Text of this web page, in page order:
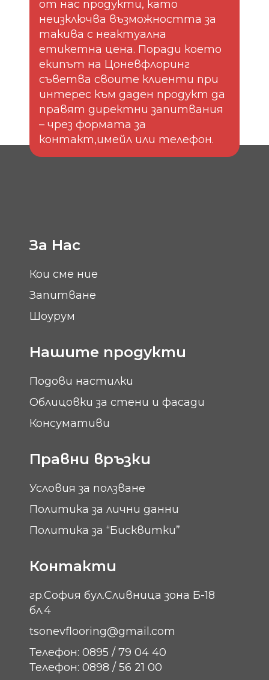
от нас продукти, като
неизключва възможността за
такива с неактуална
етикетна цена. Поради което
екипът на Цоневфлоринг
съветва своите клиенти при
интерес към даден продукт да
правят директни запитвания
– чрез формата за
контакт,имейл или телефон.
За Нас
Кои сме ние
Запитване
Шоурум
Нашите продукти
Подови настилки
Облицовки за стени и фасади
Консумативи
Правни връзки
Условия за ползване
Политика за лични данни
Политика за “Бисквитки”
Контакти
гр.София бул.Сливница зона Б-18
бл.4
tsonevflooring@gmail.com
Телефон: 0895 / 79 04 40
Телефон: 0898 / 56 21 00